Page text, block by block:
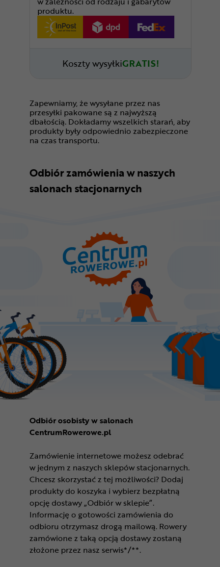
produktu.
Koszty wysyłkiGRATIS!
Zapewniamy, że wysyłane przez nas
przesyłki pakowane są z najwyższą
dbałością. Dokładamy wszelkich starań, aby
produkty były odpowiednio zabezpieczone
na czas transportu.
Odbiór zamówienia w naszych
salonach stacjonarnych
Odbiór osobisty w salonach
CentrumRowerowe.pl
Zamówienie internetowe możesz odebrać
w jednym z naszych sklepów stacjonarnych.
Chcesz skorzystać z tej możliwości? Dodaj
produkty do koszyka i wybierz bezpłatną
opcję dostawy „Odbiór w sklepie”.
Informację o gotowości zamówienia do
odbioru otrzymasz drogą mailową. Rowery
zamówione z taką opcją dostawy zostaną
złożone przez nasz serwis*/**.